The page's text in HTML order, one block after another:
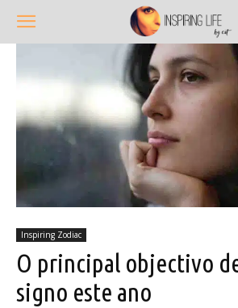
Inspiring Zodiac
O principal objectivo
signo este ano